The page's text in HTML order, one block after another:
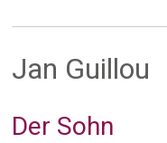
Jan Guillou
Der Sohn